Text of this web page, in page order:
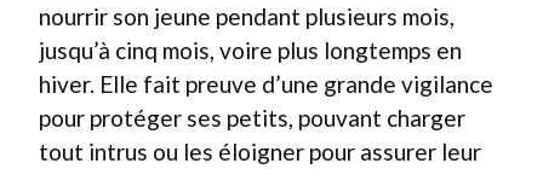
nourrir son jeune pendant plusieurs mois,
jusqu’à cinq mois, voire plus longtemps en
hiver. Elle fait preuve d’une grande vigilance
pour protéger ses petits, pouvant charger
tout intrus ou les éloigner pour assurer leur